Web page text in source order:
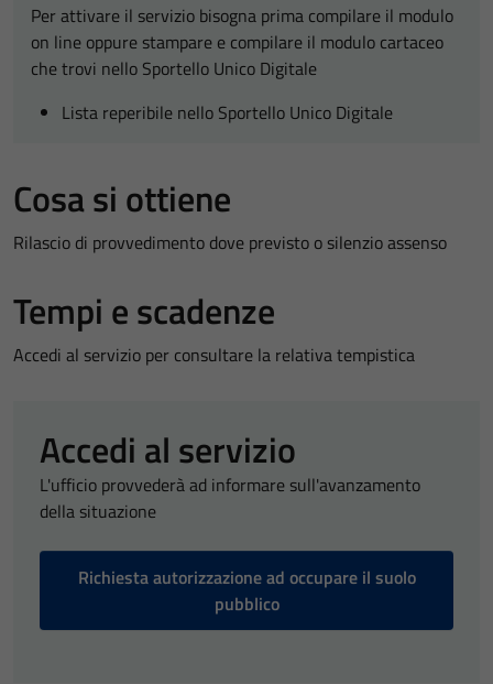
Per attivare il servizio bisogna prima compilare il modulo
on line oppure stampare e compilare il modulo cartaceo
che trovi nello Sportello Unico Digitale
Lista reperibile nello Sportello Unico Digitale
Cosa si ottiene
Rilascio di provvedimento dove previsto o silenzio assenso
Tempi e scadenze
Accedi al servizio per consultare la relativa tempistica
Accedi al servizio
L'ufficio provvederà ad informare sull'avanzamento
della situazione
Richiesta autorizzazione ad occupare il suolo
pubblico